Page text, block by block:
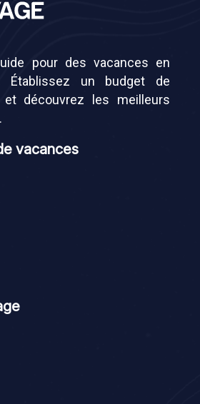
pour des vacances en
Établissez un budget de
et découvrez les meilleurs
vacances